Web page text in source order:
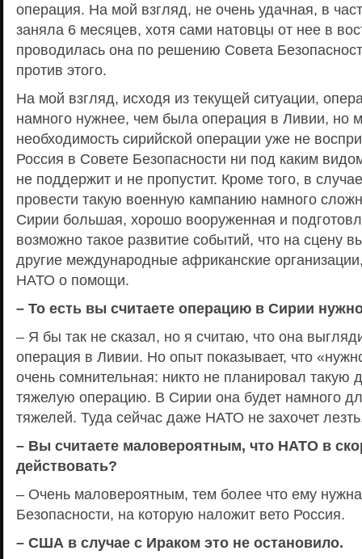
операция. На мой взгляд, не очень удачная, в
заняла 6 месяцев, хотя сами натовцы от нее в
проводилась она по решению Совета
против этого.
На мой взгляд, исходя из текущей ситуации,
намного нужнее, чем была операция в Ливии, но
необходимость сирийской операции уже не
Россия в Совете Безопасности ни под каким
не поддержит и не пропустит. Кроме того, в
провести такую военную кампанию намного
Сирии большая, хорошо вооруженная и
возможно такое развитие событий, что на сцену
другие международные африканские
НАТО о помощи.
– То есть вы считаете операцию в Сирии
– Я бы так не сказал, но я считаю, что она
операция в Ливии. Но опыт показывает, что
очень сомнительная: никто не планировал такую
тяжелую операцию. В Сирии она будет намного
тяжелей. Туда сейчас даже НАТО не захочет
– Вы считаете маловероятным, что НАТО в
действовать?
– Очень маловероятным, тем более что ему
Безопасности, на которую наложит вето Россия.
– США в случае с Ираком это не остановило.